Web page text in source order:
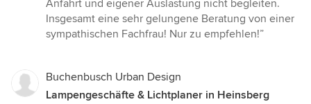
Anfahrt und eigener Auslastung nicht begleiten.
Insgesamt eine sehr gelungene Beratung von einer
sympathischen Fachfrau! Nur zu empfehlen!”
Buchenbusch Urban Design
Lampengeschäfte & Lichtplaner in Heinsberg